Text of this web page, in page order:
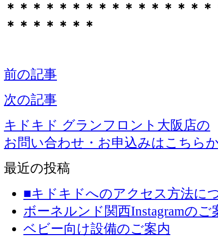
＊＊＊＊＊＊＊＊＊＊＊＊＊＊＊
＊＊＊＊＊＊＊
前の記事
次の記事
キドキド グランフロント大阪店の
お問い合わせ・お申込みはこちら
最近の投稿
■キドキドへのアクセス方法に
ボーネルンド関西Instagramのご
ベビー向け設備のご案内